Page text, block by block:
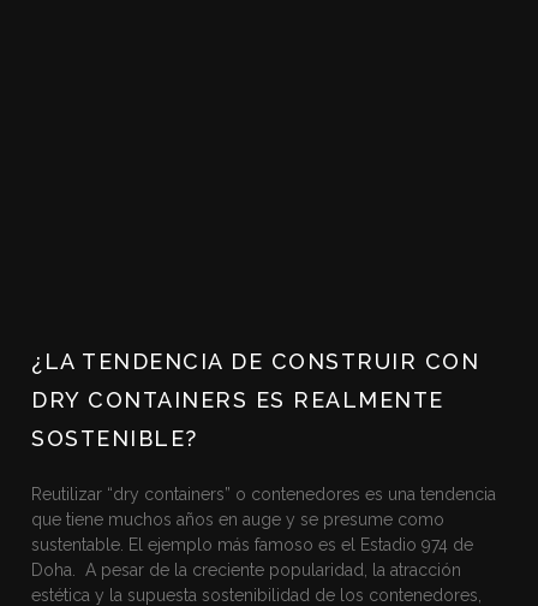
¿LA TENDENCIA DE CONSTRUIR CON
DRY CONTAINERS ES REALMENTE
SOSTENIBLE?
Reutilizar “dry containers” o contenedores es una tendencia
que tiene muchos años en auge y se presume como
sustentable. El ejemplo más famoso es el Estadio 974 de
Doha. A pesar de la creciente popularidad, la atracción
estética y la supuesta sostenibilidad de los contenedores,